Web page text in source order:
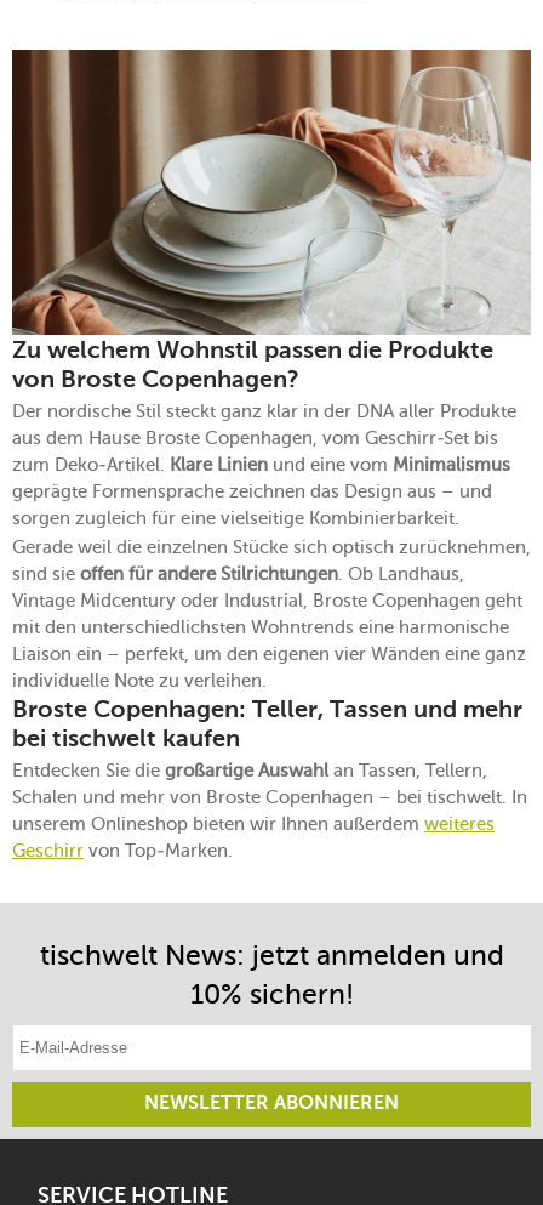
Zu welchem Wohnstil passen die Produkte
von Broste Copenhagen?
Der nordische Stil steckt ganz klar in der DNA aller Produkte
aus dem Hause Broste Copenhagen, vom Geschirr-Set bis
zum Deko-Artikel. Klare Linien und eine vom Minimalismus
geprägte Formensprache zeichnen das Design aus – und
sorgen zugleich für eine vielseitige Kombinierbarkeit.
Gerade weil die einzelnen Stücke sich optisch zurücknehmen,
sind sie offen für andere Stilrichtungen. Ob Landhaus,
Vintage Midcentury oder Industrial, Broste Copenhagen geht
mit den unterschiedlichsten Wohntrends eine harmonische
Liaison ein – perfekt, um den eigenen vier Wänden eine ganz
individuelle Note zu verleihen.
Broste Copenhagen: Teller, Tassen und mehr
bei tischwelt kaufen
Entdecken Sie die großartige Auswahlan Tassen, Tellern,
Schalen und mehr von Broste Copenhagen – bei tischwelt. In
unserem Onlineshop bieten wir Ihnen außerdem weiteres
Geschirr von Top-Marken.
tischwelt News: jetzt anmelden und
10% sichern!
E-Mail-Adresse eintragen
NEWSLETTER ABONNIEREN
SERVICE HOTLINE